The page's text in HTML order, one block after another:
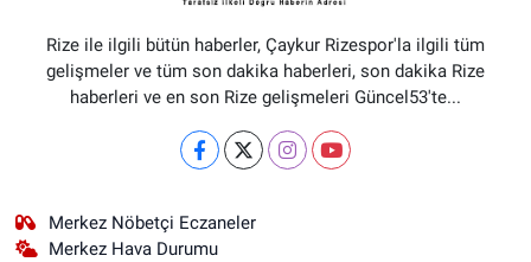
Rize ile ilgili bütün haberler, Çaykur Rizespor'la ilgili tüm
gelişmeler ve tüm son dakika haberleri, son dakika Rize
haberleri ve en son Rize gelişmeleri Güncel53'te...
Merkez Nöbetçi Eczaneler
Merkez Hava Durumu